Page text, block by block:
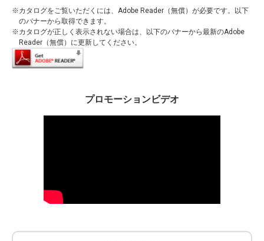
カタログをご覧いただくには、Adobe Reader（無償）が必要です。以下
のバナーから取得できます。
カタログが正しく表示されない場合は、以下のバナーから最新のAdobe
Reader（無償）に更新してください。
プロモーションビデオ